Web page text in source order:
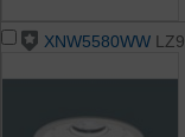
XNW5580WW LZ9